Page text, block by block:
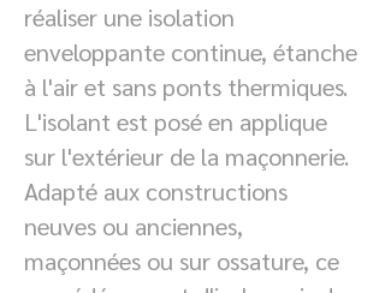
réaliser une isolation
enveloppante continue, étanche
à l'air et sans ponts thermiques.
L'isolant est posé en applique
sur l'extérieur de la maçonnerie.
Adapté aux constructions
neuves ou anciennes,
maçonnées ou sur ossature, ce